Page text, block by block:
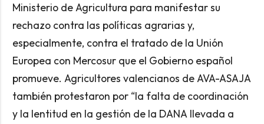
Ministerio de Agricultura para manifestar su
rechazo contra las políticas agrarias y,
especialmente, contra el tratado de la Unión
Europea con Mercosur que el Gobierno español
promueve. Agricultores valencianos de AVA-ASAJA
también protestaron por “la falta de coordinación
y la lentitud en la gestión de la DANA llevada a